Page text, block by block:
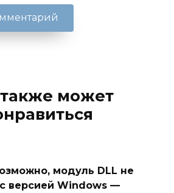
может
модуль DLL не
версией Windows —